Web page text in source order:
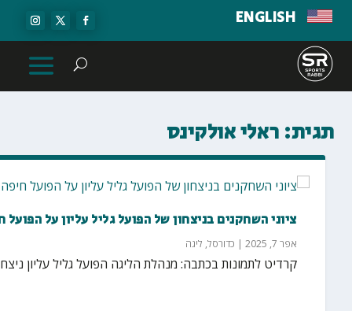
ENGLISH
תגית: ראלי אולקינס
ציוני השחקנים בניצחון של הפועל גליל עליון על הפועל
אפר 7, 2025 | כדורסל, ליגה
קרדיט לתמונות בכתבה: מנהלת הליגה הפועל גליל עליון ניצחה בחוץ 112:116 את הפועל חיפה בתום